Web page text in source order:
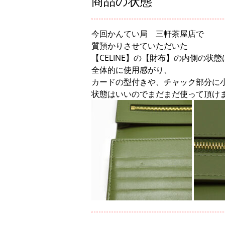
今回かんてい局 三軒茶屋店で
質預かりさせていただいた
【CELINE】の【財布】の内側の状態
全体的に使用感がり、
カードの型付きや、チャック部分に
状態はいいのでまだまだ使って頂け